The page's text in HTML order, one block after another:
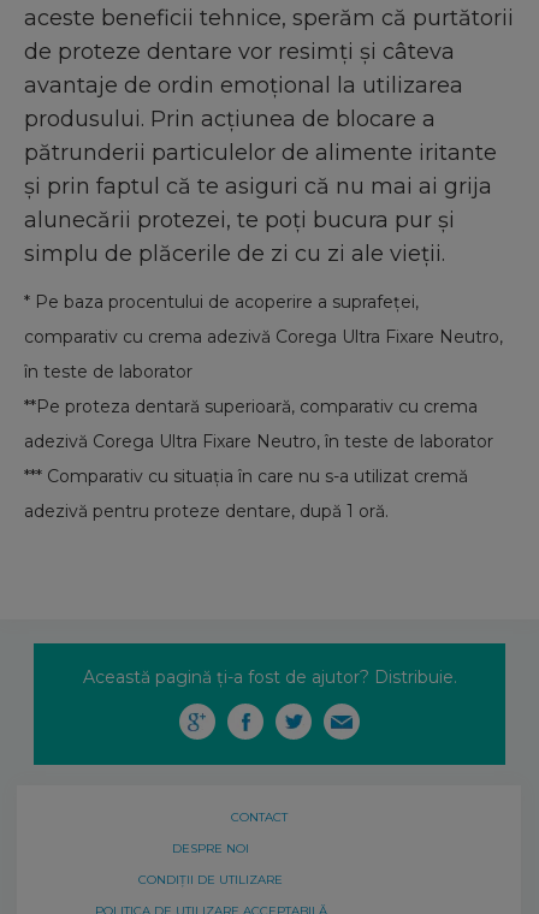
aceste beneficii tehnice, sperăm că purtătorii
de proteze dentare vor resimți și câteva
avantaje de ordin emoțional la utilizarea
produsului. Prin acțiunea de blocare a
pătrunderii particulelor de alimente iritante
și prin faptul că te asiguri că nu mai ai grija
alunecării protezei, te poți bucura pur și
simplu de plăcerile de zi cu zi ale vieții.
* Pe baza procentului de acoperire a suprafeței,
comparativ cu crema adezivă Corega Ultra Fixare Neutro,
în teste de laborator
**Pe proteza dentară superioară, comparativ cu crema
adezivă Corega Ultra Fixare Neutro, în teste de laborator
*** Comparativ cu situaţia în care nu s-a utilizat cremă
adezivă pentru proteze dentare, după 1 oră.
Această pagină ți-a fost de ajutor? Distribuie.
CONTACT
DESPRE NOI
CONDIȚII DE UTILIZARE
POLITICA DE UTILIZARE ACCEPTABILĂ